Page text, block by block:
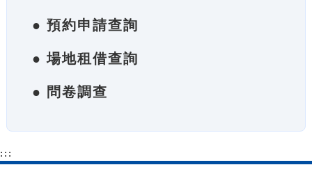
● 預約申請查詢
● 場地租借查詢
● 問卷調查
:::